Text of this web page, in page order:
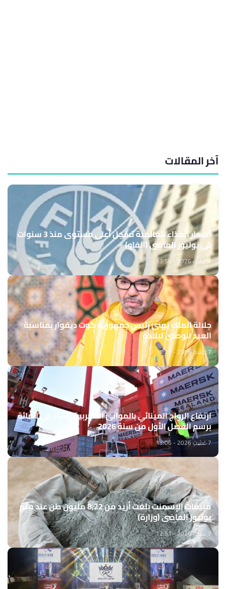
آخر المقالات
أسعار الغذاء العالمية تسجل أعلى مستوى منذ 3 سنوات
في يوليوز الماضي (الفاو)
7 غشت 2026 - 13:56
جلالة الملك يهنئ رئيس جمهورية كوت ديفوار بمناسبة
العيد الوطني لبلاده
7 غشت 2026 - 13:27
ارتفاع الرواج المينائي بالموانئ المغربية بـ14,4 في المائة
برسم الفصل الأول من سنة 2026
7 غشت 2026 - 13:06
مبيعات الإسمنت بلغت أزيد من 8,22 مليون طن عند متم
يوليوز الماضي (وزارة)
7 غشت 2026 - 12:51